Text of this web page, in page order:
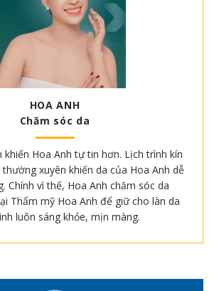
HOA ANH
Chăm sóc da
khiến Hoa Anh tự tin hơn. Lịch trình kín
xuyên khiến da của Hoa Anh dễ
Chính vì thế, Hoa Anh chăm sóc da
Thẩm mỹ Hoa Anh để giữ cho làn da
luôn sáng khỏe, mịn màng.